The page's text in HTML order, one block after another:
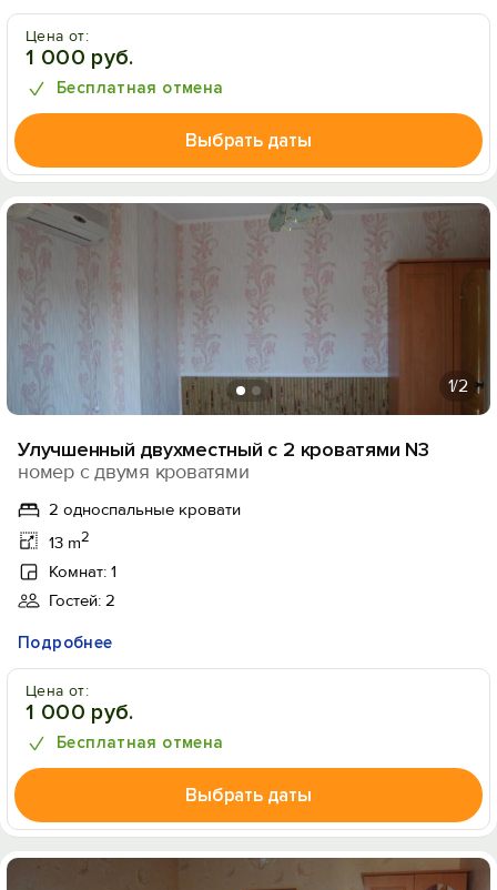
Цена от:
1 000 руб.
Бесплатная отмена
Выбрать даты
1/2
Улучшенный двухместный с 2 кроватями N3
номер с двумя кроватями
2 односпальные кровати
13 m2
Комнат: 1
Гостей: 2
Подробнее
Цена от:
1 000 руб.
Бесплатная отмена
Выбрать даты